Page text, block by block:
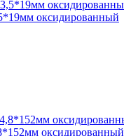
оксидированный
оксидированный